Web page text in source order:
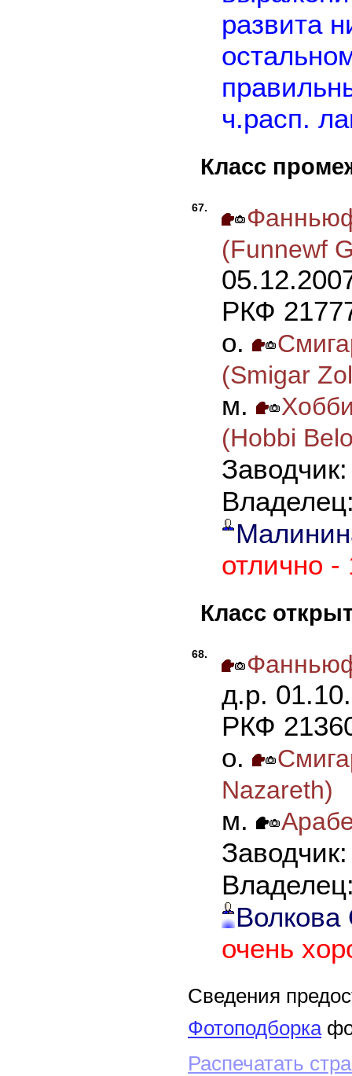
развита
ч.расп.
Класс
67.
(Funnewf
РКФ
о.
(Smigar
м.
(Hobbi
отлично
Класс
68.
д.р.
РКФ
о.
Nazareth)
м.
очень
Сведения
Фотоподборка
Распечатать